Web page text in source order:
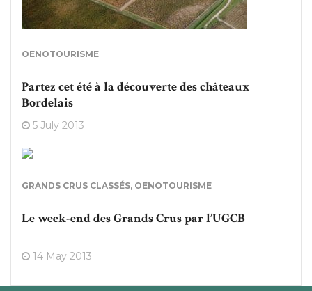
OENOTOURISME
Partez cet été à la découverte des châteaux
Bordelais
5 July 2013
GRANDS CRUS CLASSÉS, OENOTOURISME
Le week-end des Grands Crus par l’UGCB
14 May 2013